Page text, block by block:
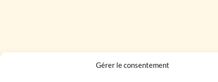
Gérer le consentement